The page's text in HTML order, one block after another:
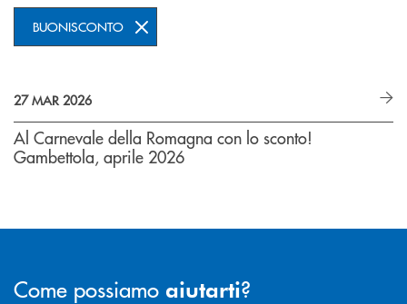
BUONISCONTO
27 MAR 2026
Al Carnevale della Romagna con lo sconto!
Gambettola, aprile 2026
Come possiamo aiutarti?